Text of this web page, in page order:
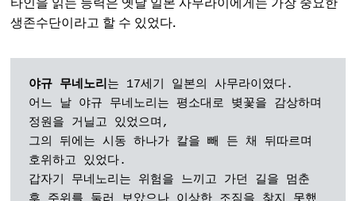
생존수단이라고 할 수 있었다.
야규 무네노리 는 17세기 일본의 사무라이였다.
어느 날 야규 무네노리는 평소대로 볒꽃을 감상하며
정원을 거닐고 있었으며,
그의 뒤에는 시동 하나가 칼을 빼 든 채 뒤따르며
호위하고 있었다.
갑자기 무네노리는 위험을 느끼고 가던 길을 멈춘